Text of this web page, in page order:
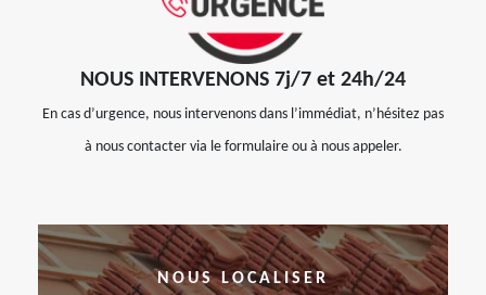
NOUS INTERVENONS 7j/7 et 24h/24
En cas d’urgence, nous intervenons dans l’immédiat, n’hésitez pas
à nous contacter via le formulaire ou à nous appeler.
NOUS LOCALISER